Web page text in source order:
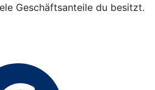
Geschäftsanteile du besitzt.